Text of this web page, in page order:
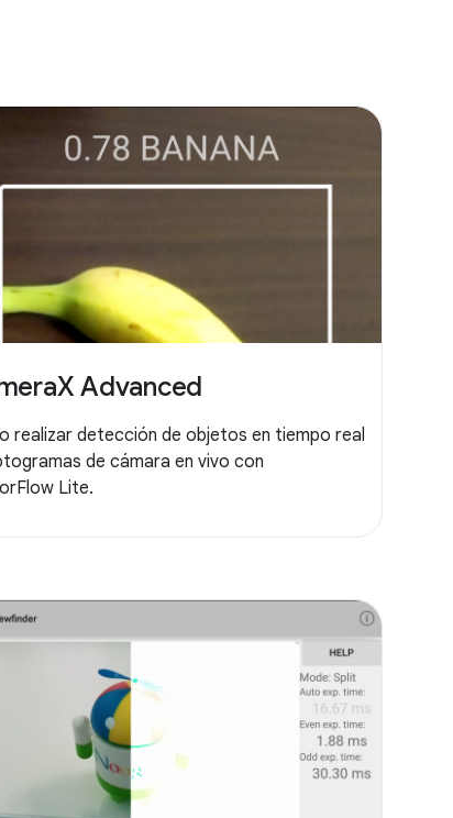
Advanced
realizar detección de objetos en tiempo real
de cámara en vivo con
Lite.